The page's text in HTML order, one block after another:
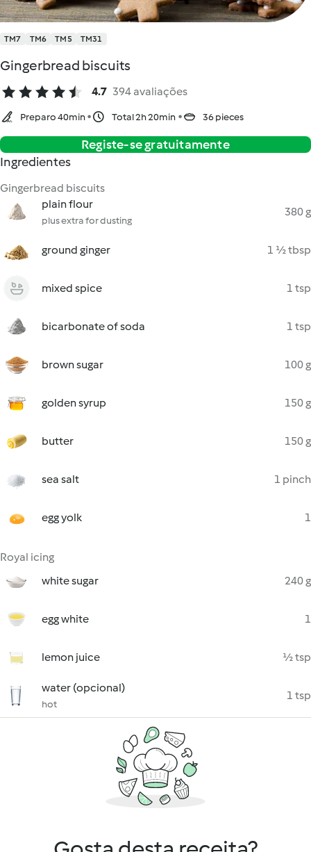
TM7 TM6 TM5 TM31
Gingerbread biscuits
4.7 394 avaliações
Preparo 40min Total 2h 20min 36 pieces
Registe-se gratuitamente
Ingredientes
Gingerbread biscuits
plain flour
plus extra for dusting
380 g
ground ginger 1 ½ tbsp
mixed spice 1 tsp
bicarbonate of soda 1 tsp
brown sugar 100 g
golden syrup 150 g
butter 150 g
sea salt 1 pinch
egg yolk 1
Royal icing
white sugar
240 g
egg white 1
lemon juice ½ tsp
water (opcional)
hot
1 tsp